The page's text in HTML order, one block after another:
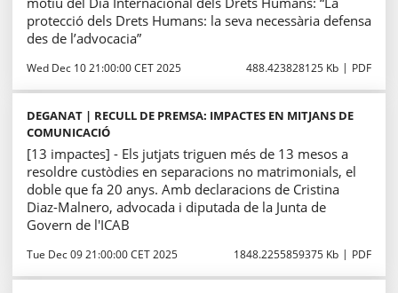
protecció dels Drets Humans: la seva necessària defensa
des de l’advocacia”
Wed Dec 10 21:00:00 CET 2025 488.423828125 Kb PDF
DEGANAT | RECULL DE PREMSA: IMPACTES EN MITJANS DE
COMUNICACIÓ
[13 impactes] - Els jutjats triguen més de 13 mesos a
resoldre custòdies en separacions no matrimonials, el
doble que fa 20 anys. Amb declaracions de Cristina
Diaz-Malnero, advocada i diputada de la Junta de
Govern de l'ICAB
Tue Dec 09 21:00:00 CET 2025 1848.2255859375 Kb PDF